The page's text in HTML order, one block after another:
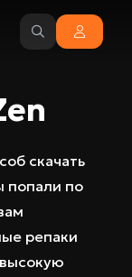
скачать
попали по
репаки